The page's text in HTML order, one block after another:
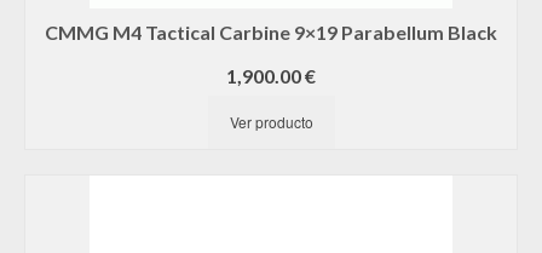
CMMG M4 Tactical Carbine 9×19 Parabellum Black
1,900.00€
Ver producto